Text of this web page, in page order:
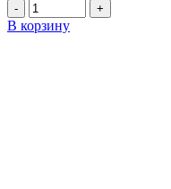
-
+
В корзину